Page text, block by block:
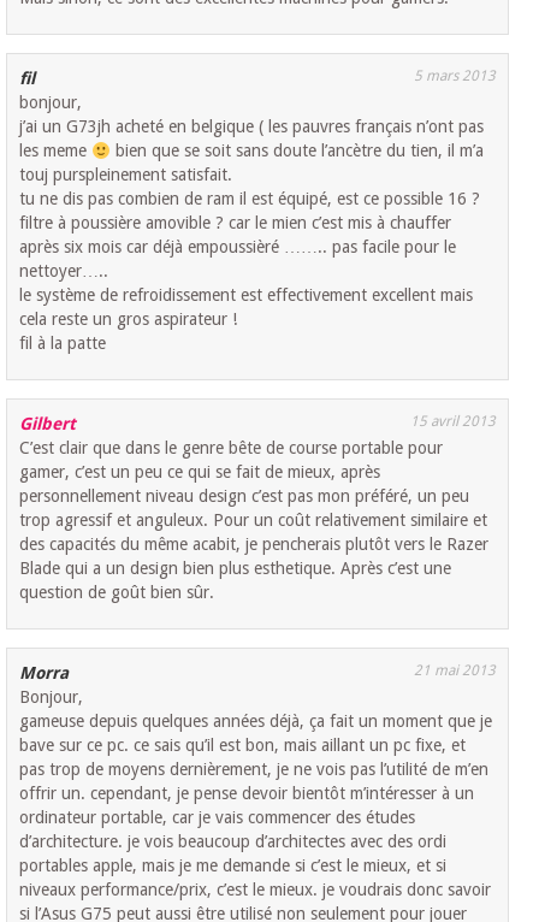
fil 5 mars 2013
bonjour,
j’ai un G73jh acheté en belgique ( les pauvres français n’ont pas
les meme
bien que se soit sans doute l’ancètre du tien, il m’a
touj purspleinement satisfait.
tu ne dis pas combien de ram il est équipé, est ce possible 16 ?
filtre à poussière amovible ? car le mien c’est mis à chauffer
après six mois car déjà empoussièré …….. pas facile pour le
nettoyer…..
le système de refroidissement est effectivement excellent mais
cela reste un gros aspirateur !
fil à la patte
Gilbert 15 avril 2013
C’est clair que dans le genre bête de course portable pour
gamer, c’est un peu ce qui se fait de mieux, après
personnellement niveau design c’est pas mon préféré, un peu
trop agressif et anguleux. Pour un coût relativement similaire et
des capacités du même acabit, je pencherais plutôt vers le Razer
Blade qui a un design bien plus esthetique. Après c’est une
question de goût bien sûr.
Morra 21 mai 2013
Bonjour,
gameuse depuis quelques années déjà, ça fait un moment que je
bave sur ce pc. ce sais qu’il est bon, mais aillant un pc fixe, et
pas trop de moyens dernièrement, je ne vois pas l’utilité de m’en
offrir un. cependant, je pense devoir bientôt m’intéresser à un
ordinateur portable, car je vais commencer des études
d’architecture. je vois beaucoup d’architectes avec des ordi
portables apple, mais je me demande si c’est le mieux, et si
niveaux performance/prix, c’est le mieux. je voudrais donc savoir
si l’Asus G75 peut aussi être utilisé non seulement pour jouer